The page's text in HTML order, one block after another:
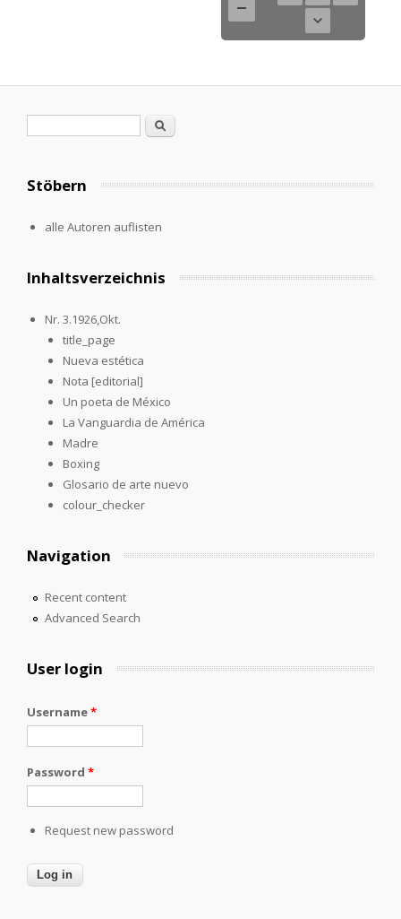
Search
Stöbern
alle Autoren auflisten
Inhaltsverzeichnis
Nr. 3.1926,Okt.
title_page
Nueva estética
Nota [editorial]
Un poeta de México
La Vanguardia de América
Madre
Boxing
Glosario de arte nuevo
colour_checker
Navigation
Recent content
Advanced Search
User login
Username*
Password *
Request new password